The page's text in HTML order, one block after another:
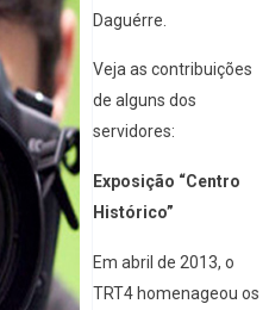
Daguérre.
Veja as contribuições
de alguns dos
servidores:
Exposição “Centro
Histórico”
Em abril de 2013, o
TRT4 homenageou os